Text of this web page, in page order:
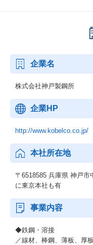
企業名
株式会社神戸製鋼所
企業HP
http://www.kobelco.co.jp/
本社所在地
〒6518585 兵庫県 神戸
に東京本社も有
事業内容
◆鉄鋼・溶接
／線材、棒鋼、薄板、厚